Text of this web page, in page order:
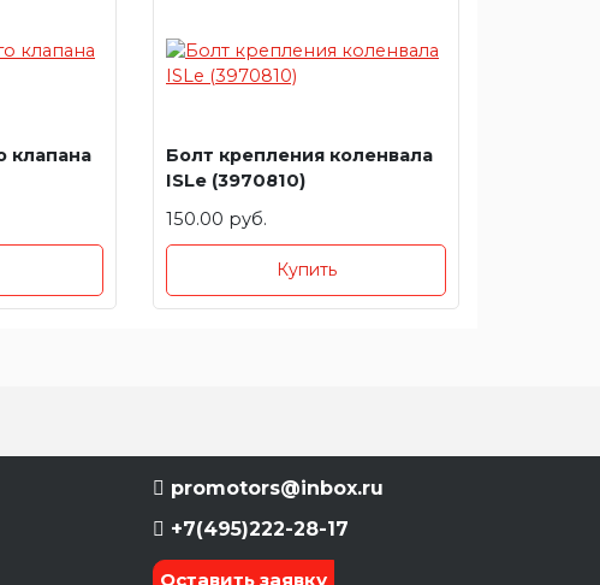
клапана
Болт крепления коленвала
ISLe (3970810)
150.00 руб.
Купить
promotors@inbox.ru
+7(495)222-28-17
Оставить заявку